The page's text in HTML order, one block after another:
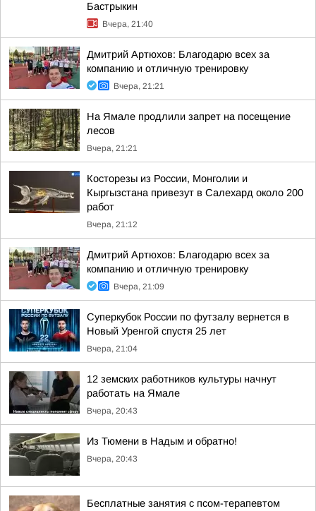
Бастрыкин
Вчера, 21:40
Дмитрий Артюхов: Благодарю всех за
компанию и отличную тренировку
Вчера, 21:21
На Ямале продлили запрет на посещение
лесов
Вчера, 21:21
Косторезы из России, Монголии и
Кыргызстана привезут в Салехард около 200
работ
Вчера, 21:12
Дмитрий Артюхов: Благодарю всех за
компанию и отличную тренировку
Вчера, 21:09
Суперкубок России по футзалу вернется в
Новый Уренгой спустя 25 лет
Вчера, 21:04
12 земских работников культуры начнут
работать на Ямале
Вчера, 20:43
Из Тюмени в Надым и обратно!
Вчера, 20:43
Бесплатные занятия с псом-терапевтом